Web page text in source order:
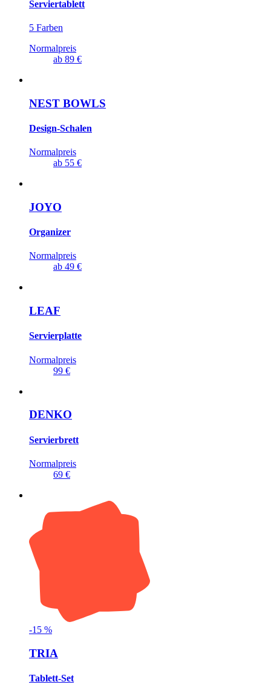
Serviertablett
5 Farben
Normalpreis
ab 89 €
NEST BOWLS
Design-Schalen
Normalpreis
ab 55 €
JOYO
Organizer
Normalpreis
ab 49 €
LEAF
Servierplatte
Normalpreis
99 €
DENKO
Servierbrett
Normalpreis
69 €
-15 %
TRIA
Tablett-Set